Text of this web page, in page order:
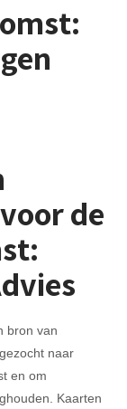
de
bron van
naar
en om
Kaarten